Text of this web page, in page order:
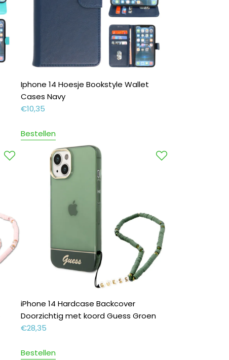
Iphone 14 Hoesje Bookstyle Wallet
Cases Navy
€10,35
Bestellen
iPhone 14 Hardcase Backcover
Doorzichtig met koord Guess Groen
€28,35
Bestellen